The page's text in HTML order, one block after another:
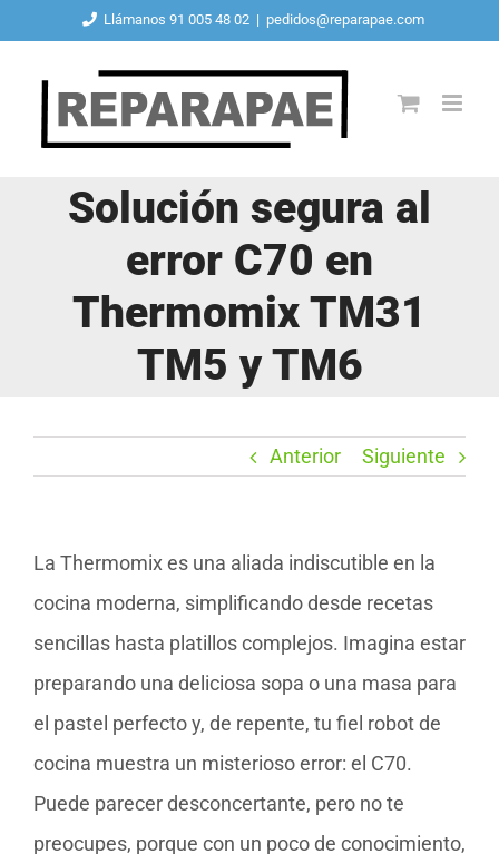
contenido
Llámanos 91 005 48 02 | pedidos@reparapae.com
Solución segura al
error C70 en
Thermomix TM31
TM5 y TM6
Anterior Siguiente
La Thermomix es una aliada indiscutible en la
cocina moderna, simplificando desde recetas
sencillas hasta platillos complejos. Imagina estar
preparando una deliciosa sopa o una masa para
el pastel perfecto y, de repente, tu fiel robot de
cocina muestra un misterioso error: el C70.
Puede parecer desconcertante, pero no te
preocupes, porque con un poco de conocimiento,